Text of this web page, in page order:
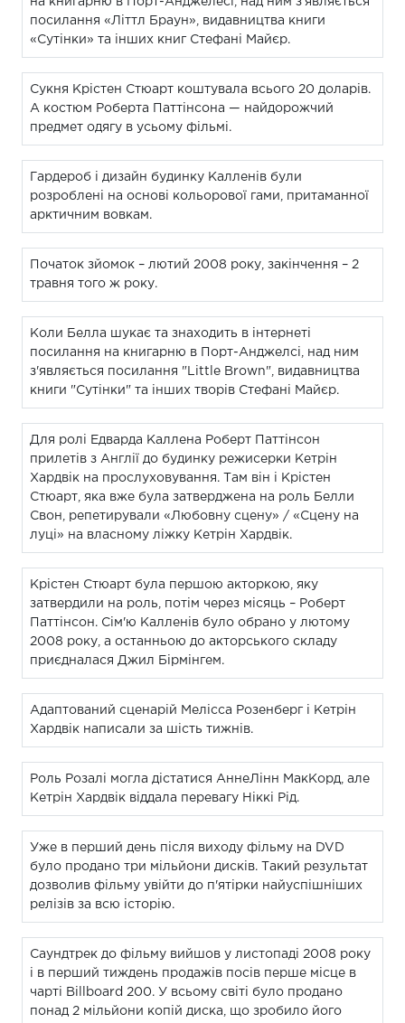
посилання «Літтл Браун», видавництва книги
«Сутінки» та інших книг Стефані Майєр.
Сукня Крістен Стюарт коштувала всього 20 доларів.
А костюм Роберта Паттінсона — найдорожчий
предмет одягу в усьому фільмі.
Гардероб і дизайн будинку Калленів були
розроблені на основі кольорової гами, притаманної
арктичним вовкам.
Початок зйомок – лютий 2008 року, закінчення – 2
травня того ж року.
Коли Белла шукає та знаходить в інтернеті
посилання на книгарню в Порт-Анджелсі, над ним
з'являється посилання "Little Brown", видавництва
книги "Сутінки" та інших творів Стефані Майєр.
Для ролі Едварда Каллена Роберт Паттінсон
прилетів з Англії до будинку режисерки Кетрін
Хардвік на прослуховування. Там він і Крістен
Стюарт, яка вже була затверджена на роль Белли
Свон, репетирували «Любовну сцену» / «Сцену на
луці» на власному ліжку Кетрін Хардвік.
Крістен Стюарт була першою акторкою, яку
затвердили на роль, потім через місяць – Роберт
Паттінсон. Сім'ю Калленів було обрано у лютому
2008 року, а останньою до акторського складу
приєдналася Джил Бірмінгем.
Адаптований сценарій Мелісса Розенберг і Кетрін
Хардвік написали за шість тижнів.
Роль Розалі могла дістатися АннеЛінн МакКорд, але
Кетрін Хардвік віддала перевагу Ніккі Рід.
Уже в перший день після виходу фільму на DVD
було продано три мільйони дисків. Такий результат
дозволив фільму увійти до п'ятірки найуспішніших
релізів за всю історію.
Саундтрек до фільму вийшов у листопаді 2008 року
і в перший тиждень продажів посів перше місце в
чарті Billboard 200. У всьому світі було продано
понад 2 мільйони копій диска, що зробило його